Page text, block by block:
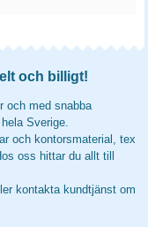
och billigt!
och med snabba
Sverige.
och kontorsmaterial, tex
oss hittar du allt till
kontakta kundtjänst om